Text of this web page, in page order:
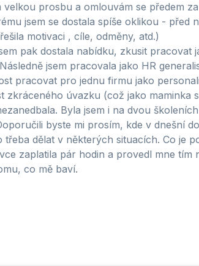
prosbu a omlouvám se předem
jsem se dostala spíše oklikou -
motivaci , cíle, odměny, atd.)
pak dostala nabídku, zkusit
jsem pracovala jako HR
pracovat pro jednu firmu jako
zkráceného úvazku (což jako maminka
Byla jsem i na dvou
byste mi prosím, kde v dnešní
třeba dělat v některých situacích. Co je
zaplatila pár hodin a provedl mne
co mě baví.